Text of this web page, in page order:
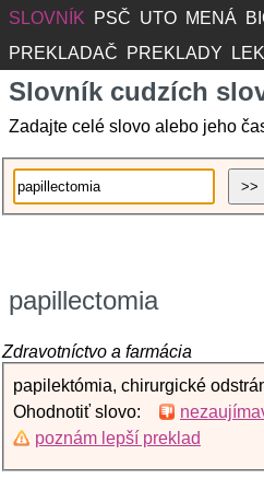
SLOVNÍK PSČ UTO MENÁ
PREKLADAČ
PREKLADY
Slovník cudzích
Zadajte celé slovo alebo jeho
papillectomia
Zdravotníctvo a farmácia
papilektómia, chirurgické
Ohodnotiť slovo:
poznám lepší preklad